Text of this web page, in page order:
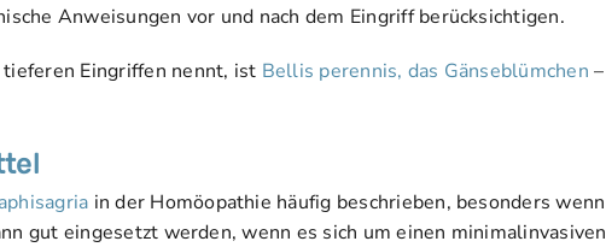
Anweisungen vor und nach dem Eingriff berücksichtigen.
Eingriffen nennt, ist Bellis perennis, das Gänseblümchen –
in der Homöopathie häufig beschrieben, besonders wenn
gut eingesetzt werden, wenn es sich um einen minimalinvasiven